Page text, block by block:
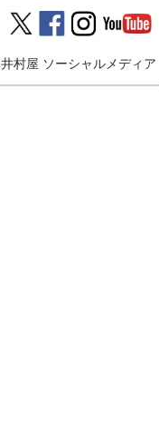
井村屋 ソーシャルメディア